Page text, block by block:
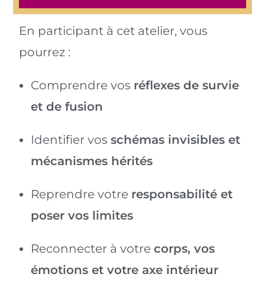
En participant à cet atelier, vous
pourrez :
Comprendre vos réflexes de survie
et de fusion
Identifier vosschémas invisibles et
mécanismes hérités
Reprendre votre responsabilité et
poser vos limites
Reconnecter à votrecorps, vos
émotions et votre axe intérieur